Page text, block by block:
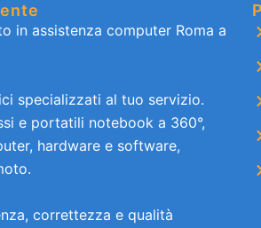
in assistenza computer Roma a
specializzati al tuo servizio.
e portatili notebook a 360°,
hardware e software,
correttezza e qualità